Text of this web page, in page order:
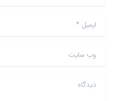
ایمیل *
وب سایت
دیدگاه